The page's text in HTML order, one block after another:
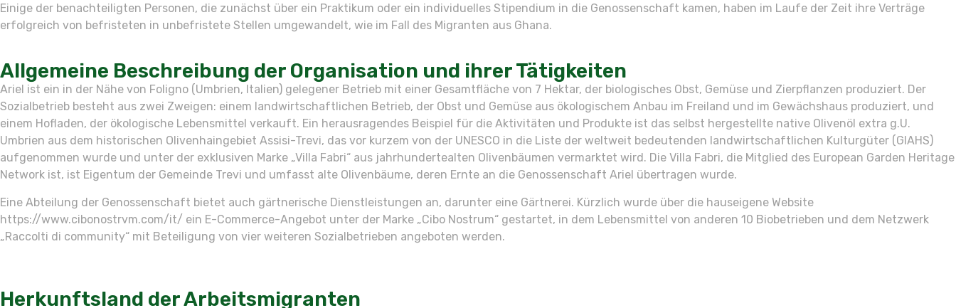
Einige der benachteiligten Personen, die zunächst über ein Praktikum oder ein individuelles Stipendium in die Genossenschaft kamen, haben im Laufe der Zeit ihre Verträge
erfolgreich von befristeten in unbefristete Stellen umgewandelt, wie im Fall des Migranten aus Ghana.
Allgemeine Beschreibung der Organisation und ihrer Tätigkeiten
Ariel ist ein in der Nähe von Foligno (Umbrien, Italien) gelegener Betrieb mit einer Gesamtfläche von 7 Hektar, der biologisches Obst, Gemüse und Zierpflanzen produziert. Der
Sozialbetrieb besteht aus zwei Zweigen: einem landwirtschaftlichen Betrieb, der Obst und Gemüse aus ökologischem Anbau im Freiland und im Gewächshaus produziert, und
einem Hofladen, der ökologische Lebensmittel verkauft. Ein herausragendes Beispiel für die Aktivitäten und Produkte ist das selbst hergestellte native Olivenöl extra g.U.
Umbrien aus dem historischen Olivenhaingebiet Assisi-Trevi, das vor kurzem von der UNESCO in die Liste der weltweit bedeutenden landwirtschaftlichen Kulturgüter (GIAHS)
aufgenommen wurde und unter der exklusiven Marke „Villa Fabri“ aus jahrhundertealten Olivenbäumen vermarktet wird. Die Villa Fabri, die Mitglied des European Garden Heritage
Network ist, ist Eigentum der Gemeinde Trevi und umfasst alte Olivenbäume, deren Ernte an die Genossenschaft Ariel übertragen wurde.
Eine Abteilung der Genossenschaft bietet auch gärtnerische Dienstleistungen an, darunter eine Gärtnerei. Kürzlich wurde über die hauseigene Website
https://www.cibonostrvm.com/it/ ein E-Commerce-Angebot unter der Marke „Cibo Nostrum“ gestartet, in dem Lebensmittel von anderen 10 Biobetrieben und dem Netzwerk
„Raccolti di community“ mit Beteiligung von vier weiteren Sozialbetrieben angeboten werden.
Herkunftsland der Arbeitsmigranten